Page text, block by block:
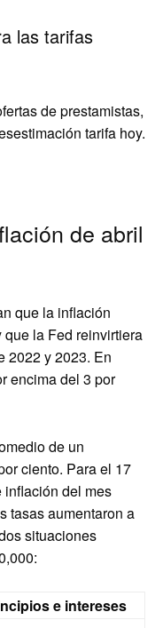
las tarifas
de prestamistas,
tarifa hoy.
de abril
que la inflación
la Fed reinvirtiera
2022 y 2023. En
encima del 3 por
de un
ciento. Para el 17
inflación del mes
tasas aumentaron a
situaciones
e intereses